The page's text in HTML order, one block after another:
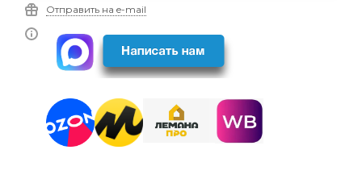
Отправить на e-mail